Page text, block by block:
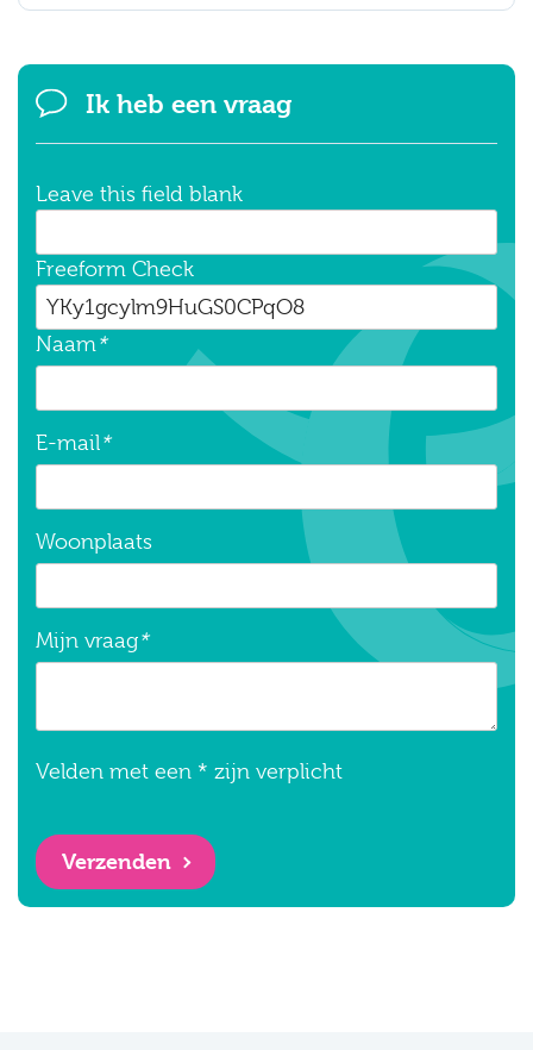
Ik heb een vraag
Leave this field blank
Freeform Check
Naam *
E-mail *
Woonplaats
Mijn vraag*
Velden met een * zijn verplicht
Verzenden